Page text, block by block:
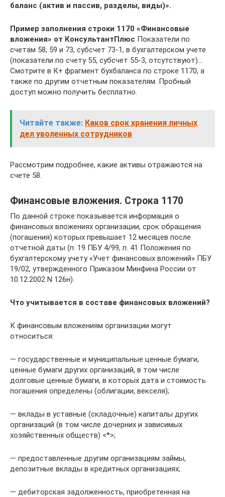
баланс (актив и пассив, разделы, виды)».
Пример заполнения строки 1170 «Финансовые
вложения» от КонсультантПлюс Показатели по
счетам 58, 59 и 73, субсчет 73-1, в бухгалтерском учете
(показатели по счету 55, субсчет 55-3, отсутствуют)…
Смотрите в К+ фрагмент бухбаланса по строке 1170, а
также по другим отчетным показателям. Пробный
доступ можно получить бесплатно.
Читайте также: Каков срок хранения личных
дел уволенных сотрудников
Рассмотрим подробнее, какие активы отражаются на
счете 58.
Финансовые вложения. Строка 1170
По данной строке показывается информация о
финансовых вложениях организации, срок обращения
(погашения) которых превышает 12 месяцев после
отчетной даты (п. 19 ПБУ 4/99, п. 41 Положения по
бухгалтерскому учету «Учет финансовых вложений» ПБУ
19/02, утвержденного Приказом Минфина России от
10.12.2002 N 126н).
Что учитывается в составе финансовых вложений?
К финансовым вложениям организации могут
относиться:
— государственные и муниципальные ценные бумаги,
ценные бумаги других организаций, в том числе
долговые ценные бумаги, в которых дата и стоимость
погашения определены (облигации, векселя);
— вклады в уставные (складочные) капиталы других
организаций (в том числе дочерних и зависимых
хозяйственных обществ) <*>;
— предоставленные другим организациям займы,
депозитные вклады в кредитных организациях;
— дебиторская задолженность, приобретенная на